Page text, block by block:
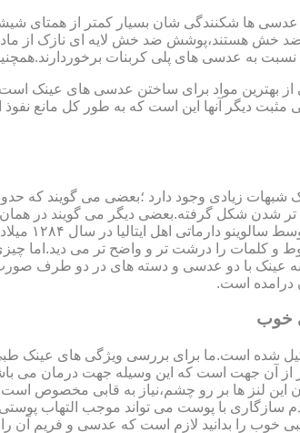
عدسی ها شکنندگی شان بسیار کمتر از همتای
ضد خش هستند،پوشش ضد خش لایه ای نازک از
نسبت به عدسی های پلی کربنات
از بهترین مواد برای ساختن عدسی های عینک
مثبت دیگر آنها این است که به طور کل مانع نفوذ
شبهات زیادی وجود دارد ؛بعضی می گویند که
شدن شکل گرفته.بعضی دیگر می گویند در همان
عینک با دو عدسی و دسته های در دو طرف
درامده است.
خوب
شده است.ما برای بررسی ویژگی های عینک
از آن جهت است که این وسیله جهت درمان می
این لنز ها بر رو چشم،نیاز به قابی
سازگاری با پوست می تواند موجب التهاب
خوب را بدانید لازم است که عدسی و فریم آن را